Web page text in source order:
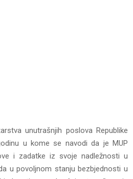
unutrašnjih poslova Republike
u kome se navodi da je MUP
i zadatke iz svoje nadležnosti u
u povoljnom stanju bezbjednosti u